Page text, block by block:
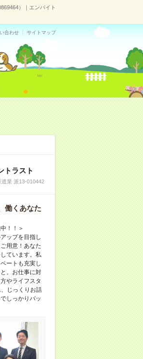
）｜エンバイト
合わせ サイトマップ
トラスト
業 派13-010442
働くあなた
！！＞
ップを目指し
用意！あなた
ています。私
ートも充実し
。お仕事に対
やライフスタ
じっくりお話
しっかりバッ